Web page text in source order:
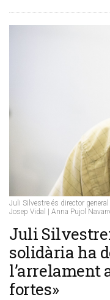
Juli Silvestre és director
Josep Vidal | Anna Pujol
Juli
solidària ha
l’arrelament
fortes»